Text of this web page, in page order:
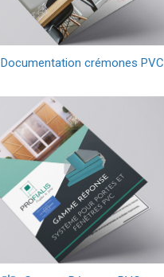
Documentation crémones PVC